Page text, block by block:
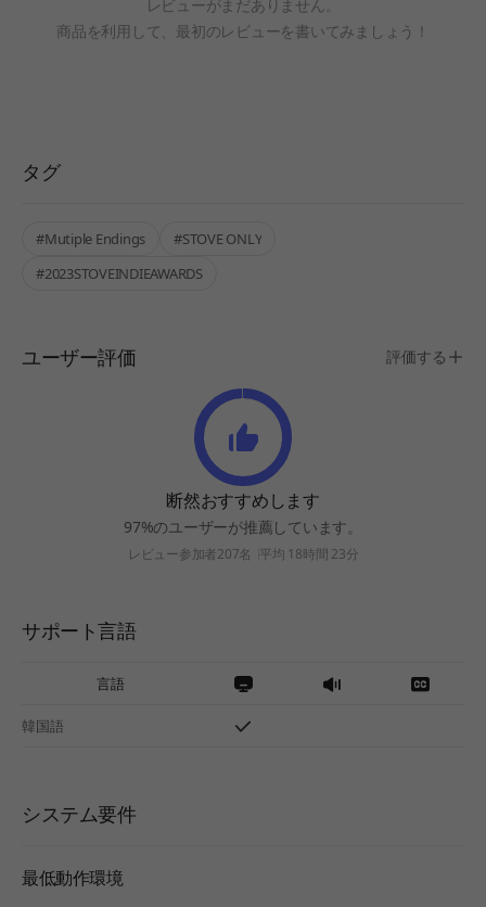
レビューがまだありません。
商品を利用して、最初のレビューを書いてみましょう！
タグ
#Mutiple Endings
#STOVE ONLY
#2023STOVEINDIEAWARDS
ユーザー評価 評価する
断然おすすめします
97%のユーザーが推薦しています。
レビュー参加者207名 平均 18時間 23分
サポート言語
言語
韓国語
システム要件
最低動作環境